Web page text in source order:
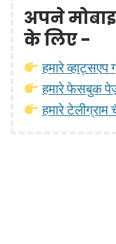
अपने
के लिए -
हमारे
हमारे फेसबुक
हमारे